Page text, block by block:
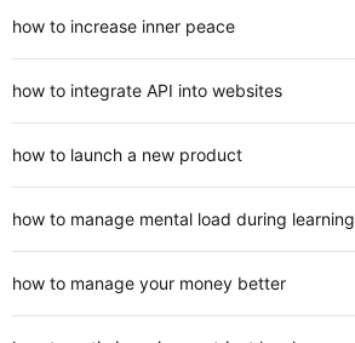
how to increase inner peace
how to integrate API into websites
how to launch a new product
how to manage mental load during learning
how to manage your money better